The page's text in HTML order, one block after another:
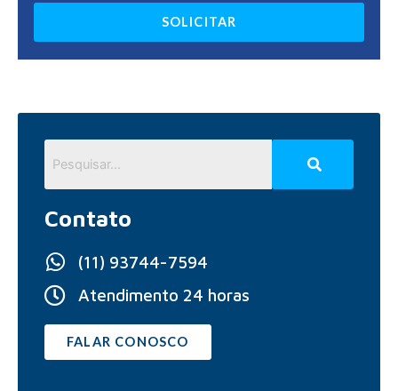
SOLICITAR
Contato
(11) 93744-7594
Atendimento 24 horas
FALAR CONOSCO